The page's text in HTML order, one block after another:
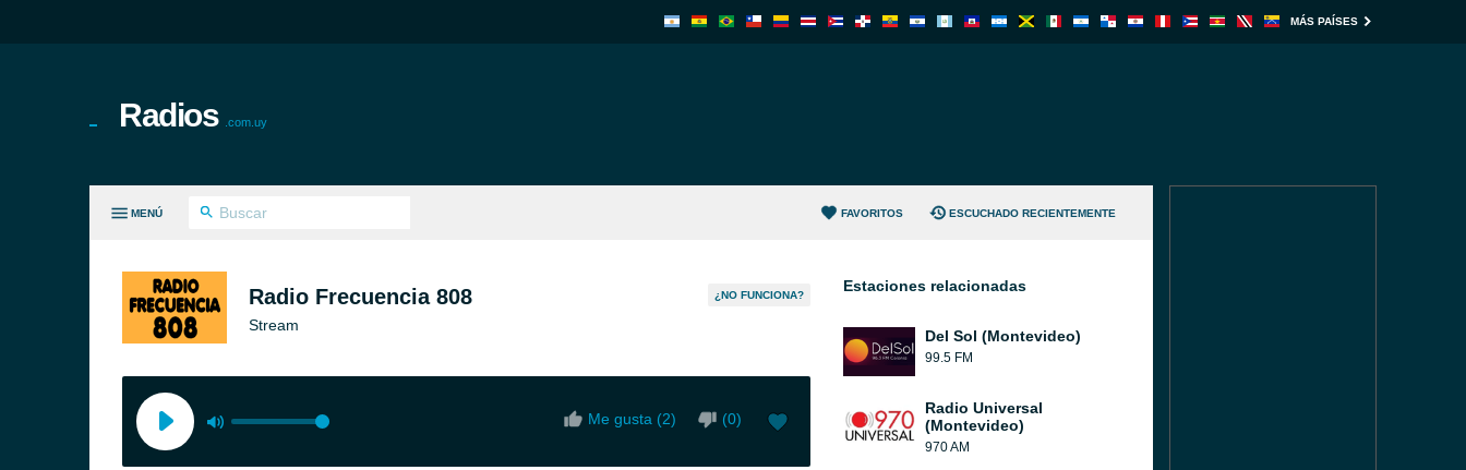
MÁS PAÍSES
Radios .com.uy
MENÚ FAVORITOS ESCUCHADO RECIENTEMENTE
Radio Frecuencia 808
Stream
¿NO FUNCIONA?
Me gusta (2) (0)
Estaciones relacionadas
Del Sol (Montevideo)
99.5 FM
Radio Universal
(Montevideo)
970 AM